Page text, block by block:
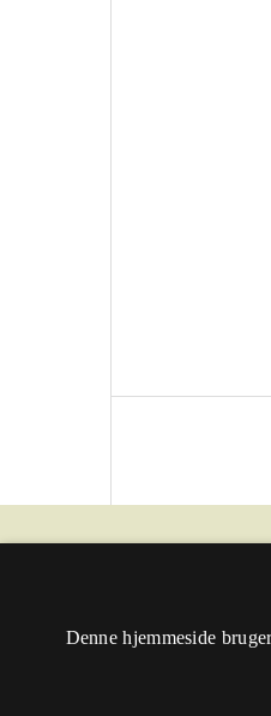
Passage -
ISSN 1904-
Denne hjemmeside